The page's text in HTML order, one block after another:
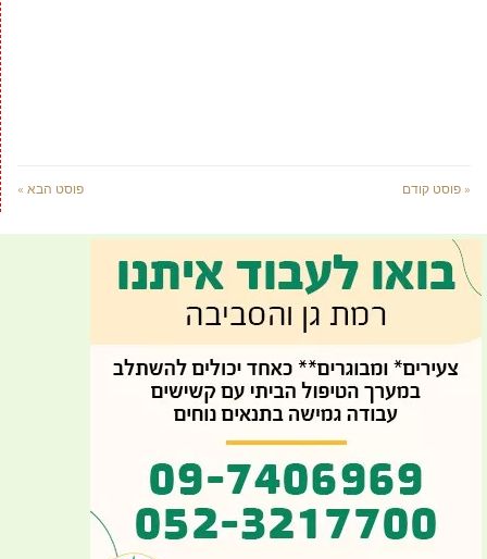
« פוסט קודם פוסט הבא »